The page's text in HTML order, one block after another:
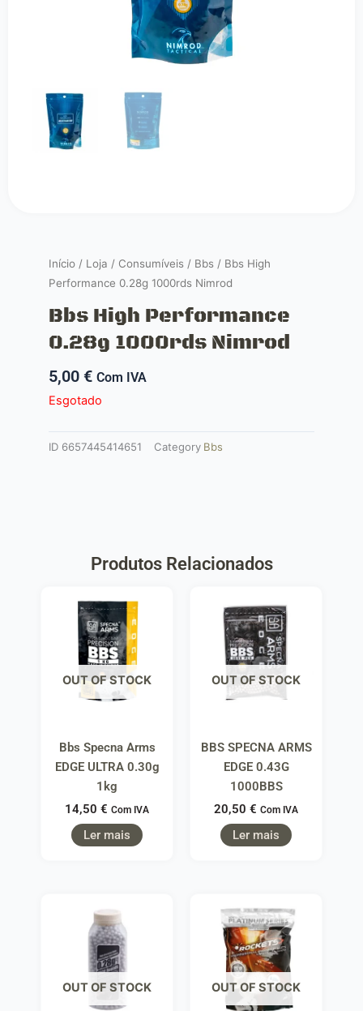
Início / Loja / Consumíveis / Bbs / Bbs High
Performance 0.28g 1000rds Nimrod
Bbs High Performance
0.28g 1000rds Nimrod
5,00 € Com IVA
Esgotado
ID 6657445414651 Category Bbs
Produtos Relacionados
OUT OF STOCK
Bbs Specna Arms
EDGE ULTRA 0.30g
1kg
14,50 € Com IVA
Ler mais
OUT OF STOCK
BBS SPECNA ARMS
EDGE 0.43G
1000BBS
20,50 € Com IVA
Ler mais
OUT OF STOCK OUT OF STOCK